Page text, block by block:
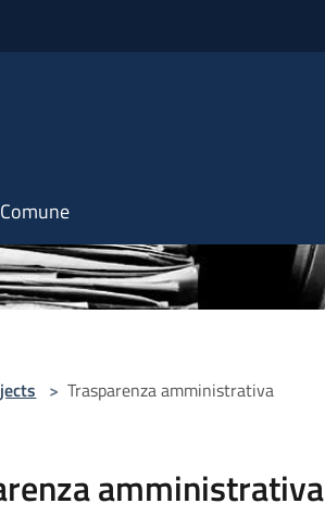
> Trasparenza amministrativa
amministrativa